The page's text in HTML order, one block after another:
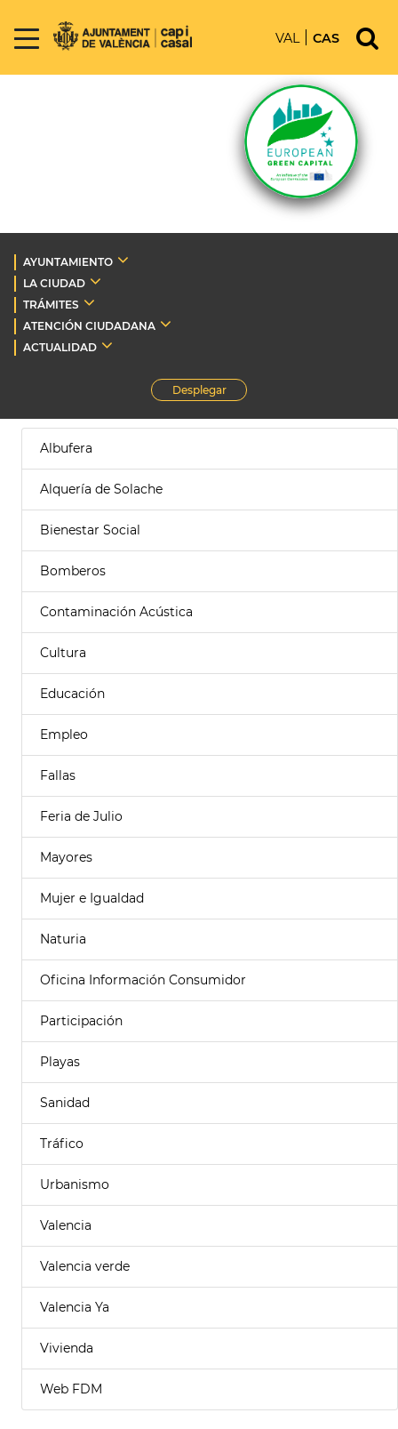
VAL CAS
AYUNTAMIENTO
LA CIUDAD
TRÁMITES
ATENCIÓN CIUDADANA
ACTUALIDAD
Desplegar
Albufera
Alquería de Solache
Bienestar Social
Bomberos
Contaminación Acústica
Cultura
Educación
Empleo
Fallas
Feria de Julio
Mayores
Mujer e Igualdad
Naturia
Oficina Información Consumidor
Participación
Playas
Sanidad
Tráfico
Urbanismo
Valencia
Valencia verde
Valencia Ya
Vivienda
Web FDM